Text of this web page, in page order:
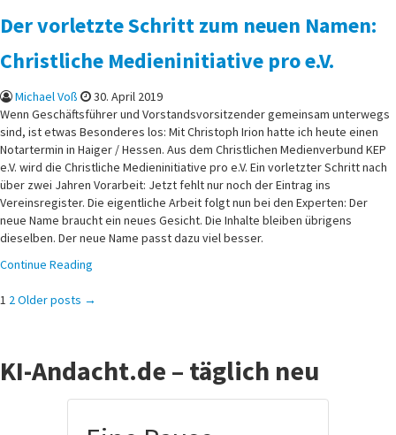
Der vorletzte Schritt zum neuen Namen:
Christliche Medieninitiative pro e.V.
Michael Voß
30. April 2019
Wenn Geschäftsführer und Vorstandsvorsitzender gemeinsam unterwegs
sind, ist etwas Besonderes los: Mit Christoph Irion hatte ich heute einen
Notartermin in Haiger / Hessen. Aus dem Christlichen Medienverbund KEP
e.V. wird die Christliche Medieninitiative pro e.V. Ein vorletzter Schritt nach
über zwei Jahren Vorarbeit: Jetzt fehlt nur noch der Eintrag ins
Vereinsregister. Die eigentliche Arbeit folgt nun bei den Experten: Der
neue Name braucht ein neues Gesicht. Die Inhalte bleiben übrigens
dieselben. Der neue Name passt dazu viel besser.
Continue Reading
Seitennummerierung
Beiträge
1 2Older posts →
KI-Andacht.de – täglich neu